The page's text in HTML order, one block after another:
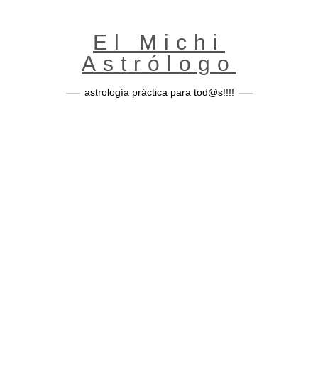
El Michi
Astrólogo
astrología práctica para tod@s!!!!